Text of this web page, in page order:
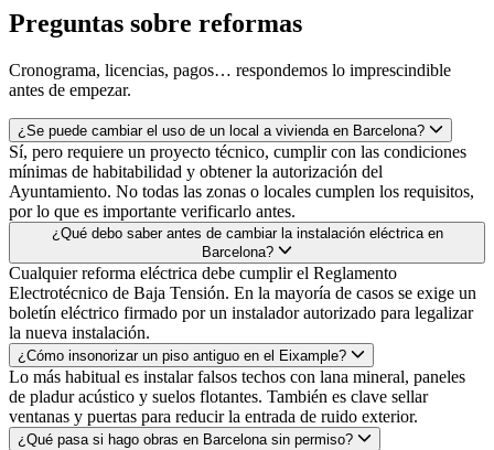
Preguntas sobre reformas
Cronograma, licencias, pagos… respondemos lo imprescindible
antes de empezar.
¿Se puede cambiar el uso de un local a vivienda en Barcelona?
Sí, pero requiere un proyecto técnico, cumplir con las condiciones
mínimas de habitabilidad y obtener la autorización del
Ayuntamiento. No todas las zonas o locales cumplen los requisitos,
por lo que es importante verificarlo antes.
¿Qué debo saber antes de cambiar la instalación eléctrica en
Barcelona?
Cualquier reforma eléctrica debe cumplir el Reglamento
Electrotécnico de Baja Tensión. En la mayoría de casos se exige un
boletín eléctrico firmado por un instalador autorizado para legalizar
la nueva instalación.
¿Cómo insonorizar un piso antiguo en el Eixample?
Lo más habitual es instalar falsos techos con lana mineral, paneles
de pladur acústico y suelos flotantes. También es clave sellar
ventanas y puertas para reducir la entrada de ruido exterior.
¿Qué pasa si hago obras en Barcelona sin permiso?